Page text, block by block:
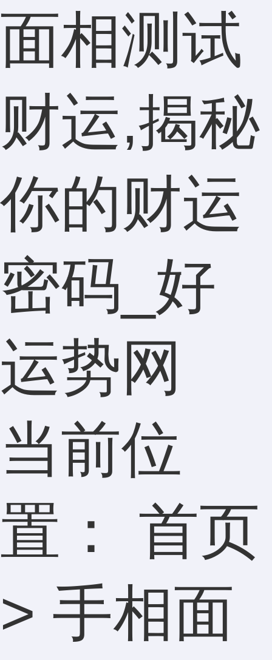
面相测试
财运,揭秘
你的财运
密码_好
运势网
当前位
置： 首页
> 手相面